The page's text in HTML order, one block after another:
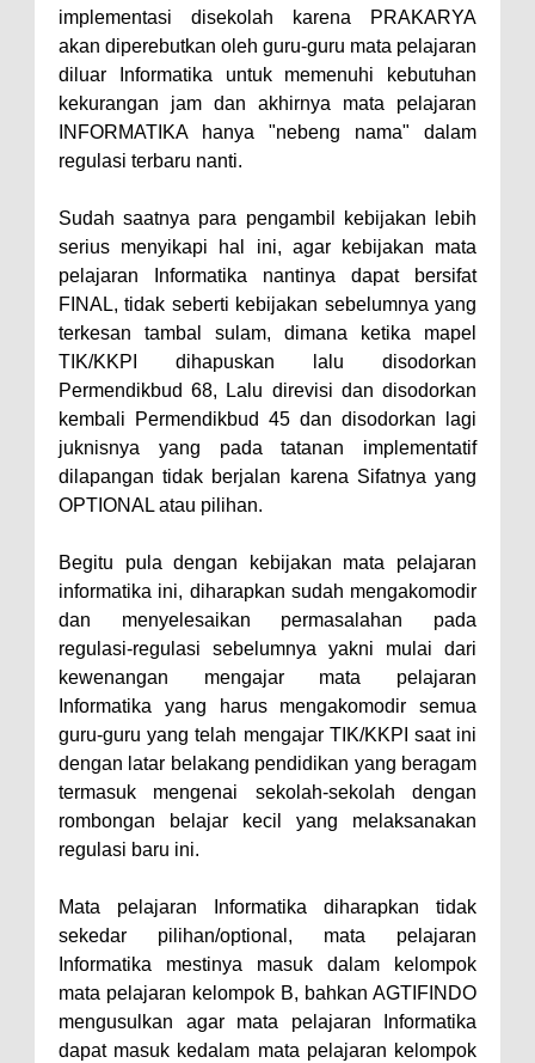
implementasi disekolah karena PRAKARYA
akan diperebutkan oleh guru-guru mata pelajaran
diluar Informatika untuk memenuhi kebutuhan
kekurangan jam dan akhirnya mata pelajaran
INFORMATIKA hanya "nebeng nama" dalam
regulasi terbaru nanti.
Sudah saatnya para pengambil kebijakan lebih
serius menyikapi hal ini, agar kebijakan mata
pelajaran Informatika nantinya dapat bersifat
FINAL, tidak seberti kebijakan sebelumnya yang
terkesan tambal sulam, dimana ketika mapel
TIK/KKPI dihapuskan lalu disodorkan
Permendikbud 68, Lalu direvisi dan disodorkan
kembali Permendikbud 45 dan disodorkan lagi
juknisnya yang pada tatanan implementatif
dilapangan tidak berjalan karena Sifatnya yang
OPTIONAL atau pilihan.
Begitu pula dengan kebijakan mata pelajaran
informatika ini, diharapkan sudah mengakomodir
dan menyelesaikan permasalahan pada
regulasi-regulasi sebelumnya yakni mulai dari
kewenangan mengajar mata pelajaran
Informatika yang harus mengakomodir semua
guru-guru yang telah mengajar TIK/KKPI saat ini
dengan latar belakang pendidikan yang beragam
termasuk mengenai sekolah-sekolah dengan
rombongan belajar kecil yang melaksanakan
regulasi baru ini.
Mata pelajaran Informatika diharapkan tidak
sekedar pilihan/optional, mata pelajaran
Informatika mestinya masuk dalam kelompok
mata pelajaran kelompok B, bahkan AGTIFINDO
mengusulkan agar mata pelajaran Informatika
dapat masuk kedalam mata pelajaran kelompok